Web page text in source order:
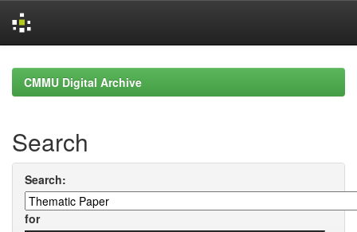
navigationCMMU Digital Archive
Search
Search:
for